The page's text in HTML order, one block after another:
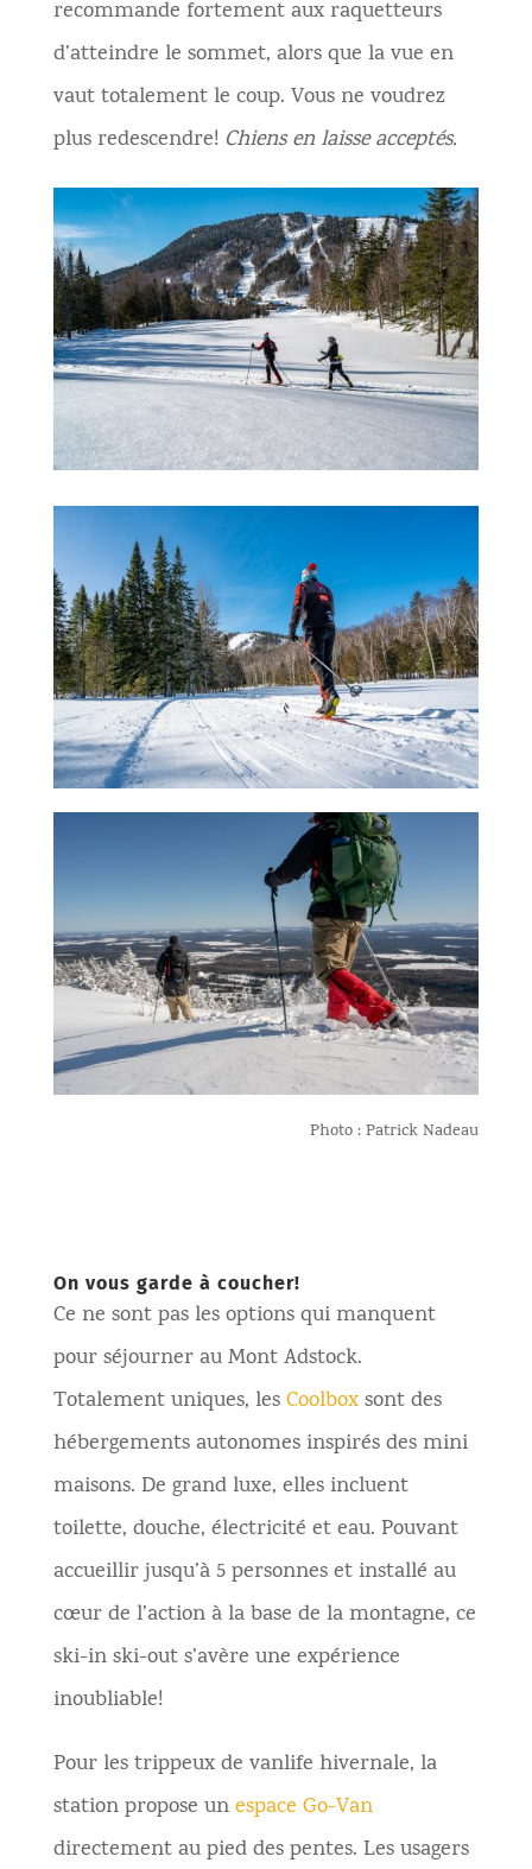
recommande fortement aux raquetteurs
d’atteindre le sommet, alors que la vue en
vaut totalement le coup. Vous ne voudrez
plus redescendre! Chiens en laisse acceptés.
Photo : Patrick Nadeau
On vous garde à coucher!
Ce ne sont pas les options qui manquent
pour séjourner au Mont Adstock.
Totalement uniques, lesCoolboxsont des
hébergements autonomes inspirés des mini
maisons. De grand luxe, elles incluent
toilette, douche, électricité et eau. Pouvant
accueillir jusqu’à 5 personnes et installé au
cœur de l’action à la base de la montagne, ce
ski-in ski-out s’avère une expérience
inoubliable!
Pour les trippeux de vanlife hivernale, la
station propose unespace Go-Van
directement au pied des pentes. Les usagers